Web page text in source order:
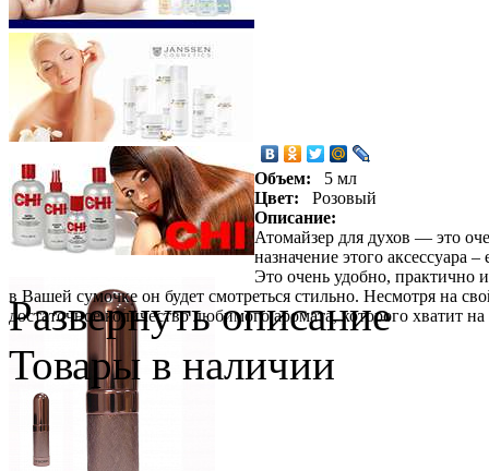
Объем:
5 мл
Цвет:
Розовый
Описание:
Атомайзер для духов — это
назначение этого
Это очень удобно, практично
в Вашей сумочке он будет смотреться стильно. Несмотря на
достаточное количество любимого аромата, которого хватит
Развернуть описание
Товары в наличии